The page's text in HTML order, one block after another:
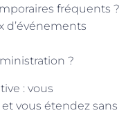
fréquents ?
d’événements
?
: vous
vous étendez sans